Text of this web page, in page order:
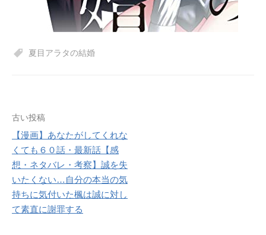
夏目アラタの結婚
投
稿
ナ
ビ
ゲ
古い投稿
【漫画】あなたがしてくれな
くても６０話・最新話【感
想・ネタバレ・考察】誠を失
いたくない…自分の本当の気
持ちに気付いた楓は誠に対し
て素直に謝罪する